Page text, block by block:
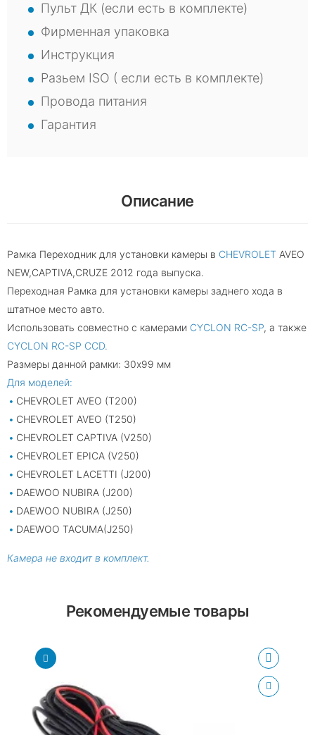
Пульт ДК (если есть в комплекте)
Фирменная упаковка
Инструкция
Разьем ISO ( если есть в комплекте)
Провода питания
Гарантия
Описание
Рамка Переходник для установки камеры в CHEVROLET AVEO
NEW,СAPTIVA,СRUZE 2012 года выпуска.
Переходная Рамка для установки камеры заднего хода в
штатное место авто.
Использовать совместно с камерами CYCLON RC-SP, а также
CYCLON RC-SP CCD.
Размеры данной рамки: 30х99 мм
Для моделей:
CHEVROLET AVEO (T200)
CHEVROLET AVEO (T250)
CHEVROLET CAPTIVA (V250)
CHEVROLET EPICA (V250)
CHEVROLET LACETTI (J200)
DAEWOO NUBIRA (J200)
DAEWOO NUBIRA (J250)
DAEWOO TACUMA(J250)
Камера не входит в комплект.
Рекомендуемые товары